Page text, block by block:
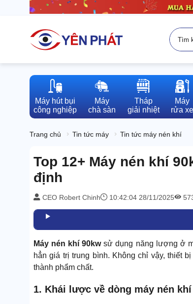
Máy hút bụi
công nghiệp
Máy
chà sàn
Tháp
giải nhiệt
Máy
rửa xe
Trang chủ Tin tức máy Tin tức máy nén khí
Top 12+ Máy nén khí
định
CEO Robert Chinh 10:42:04 28/11/2025
Máy nén khí 90kwsử dụng năng lượng ở
hẳn giá trị trung bình. Không chỉ vậy, thiết
thành phẩm chất.
1. Khái lược về dòng máy nén